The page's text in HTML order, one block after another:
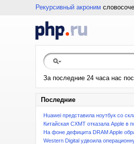
Рекурсивный акроним
За последние 24 часа нас
Последние
Huawei представила ноутбук со
Китайская CXMT отказала Apple в
На фоне дефицита DRAM Apple
Western Digital удвоила